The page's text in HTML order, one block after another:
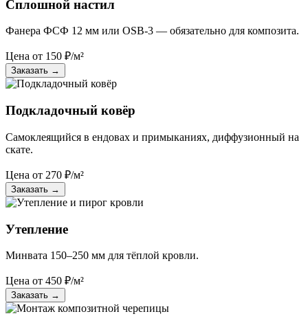
Сплошной настил
Фанера ФСФ 12 мм или OSB-3 — обязательно для композита.
Цена от 150 ₽/м²
Заказать →
Подкладочный ковёр
Самоклеящийся в ендовах и примыканиях, диффузионный на
скате.
Цена от 270 ₽/м²
Заказать →
Утепление
Минвата 150–250 мм для тёплой кровли.
Цена от 450 ₽/м²
Заказать →